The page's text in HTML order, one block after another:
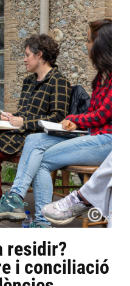
residir?
i conciliació